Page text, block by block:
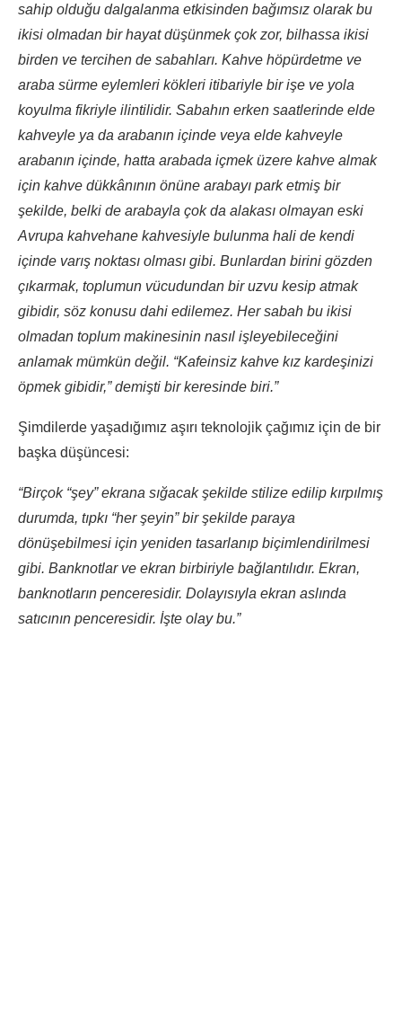
sahip olduğu dalgalanma etkisinden bağımsız olarak bu
ikisi olmadan bir hayat düşünmek çok zor, bilhassa ikisi
birden ve tercihen de sabahları. Kahve höpürdetme ve
araba sürme eylemleri kökleri itibariyle bir işe ve yola
koyulma fikriyle ilintilidir. Sabahın erken saatlerinde elde
kahveyle ya da arabanın içinde veya elde kahveyle
arabanın içinde, hatta arabada içmek üzere kahve almak
için kahve dükkânının önüne arabayı park etmiş bir
şekilde, belki de arabayla çok da alakası olmayan eski
Avrupa kahvehane kahvesiyle bulunma hali de kendi
içinde varış noktası olması gibi. Bunlardan birini gözden
çıkarmak, toplumun vücudundan bir uzvu kesip atmak
gibidir, söz konusu dahi edilemez. Her sabah bu ikisi
olmadan toplum makinesinin nasıl işleyebileceğini
anlamak mümkün değil. “Kafeinsiz kahve kız kardeşinizi
öpmek gibidir,” demişti bir keresinde biri.”
Şimdilerde yaşadığımız aşırı teknolojik çağımız için de bir
başka düşüncesi:
“Birçok “şey” ekrana sığacak şekilde stilize edilip kırpılmış
durumda, tıpkı “her şeyin” bir şekilde paraya
dönüşebilmesi için yeniden tasarlanıp biçimlendirilmesi
gibi. Banknotlar ve ekran birbiriyle bağlantılıdır. Ekran,
banknotların penceresidir. Dolayısıyla ekran aslında
satıcının penceresidir. İşte olay bu.”